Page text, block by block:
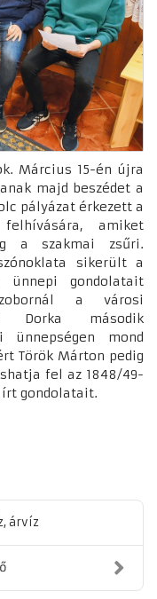
Március 15-én újra
majd beszédet a
pályázat érkezett a
amiket
a szakmai zsűri.
sikerült a
gondolatait
a városi
Dorka második
ünnepségen mond
Török Márton pedig
fel az 1848/49-
írt gondolatait.
árvíz